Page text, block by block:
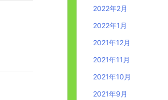
2022年2月
2022年1月
2021年12月
2021年11月
2021年10月
2021年9月